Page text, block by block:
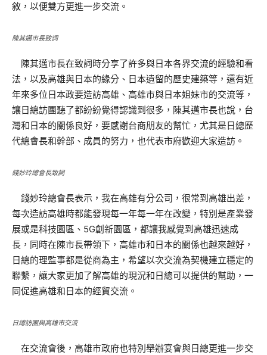
敘，以便雙方更進一步交流。
陳其邁市長致詞
陳其邁市長在致詞時分享了許多與日本各界交流的經驗和看
法，以及高雄與日本的緣分、日本遺留的歷史建築等，還有近
年來多位日本政要造訪高雄、高雄市與日本姐妹市的交流等，
讓日總訪團聽了都紛紛覺得認識到很多，陳其邁市長也說，台
灣和日本的關係良好，要感謝台商朋友的幫忙，尤其是日總歷
代總會長和幹部、成員的努力，也代表市府歡迎大家造訪。
錢妙玲總會長致詞
錢妙玲總會長表示，我在高雄有分公司，很常到高雄出差，
每次造訪高雄時都能發現每一年每一年在改變，特別是產業發
展或是科技園區、5G創新園區，都讓我感覺到高雄迅速成
長，同時在陳市長帶領下，高雄市和日本的關係也越來越好，
日總的理監事都是從商為主，希望以次交流為契機建立穩定的
聯繫，讓大家更加了解高雄的現況和日總可以提供的幫助，一
同促進高雄和日本的經貿交流。
日總訪團與高雄市交流
在交流會後，高雄市政府也特別舉辦宴會與日總更進一步交